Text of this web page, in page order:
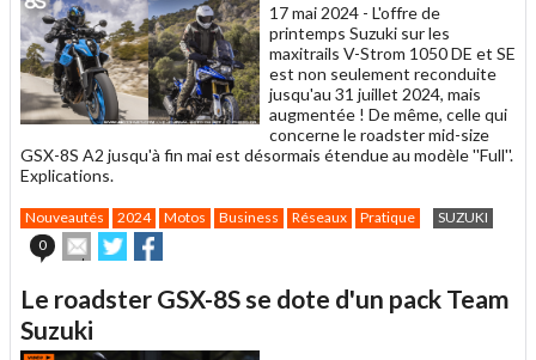
17 mai 2024 - L'offre de
printemps Suzuki sur les
maxitrails V-Strom 1050 DE et SE
est non seulement reconduite
jusqu'au 31 juillet 2024, mais
augmentée ! De même, celle qui
concerne le roadster mid-size
GSX-8S A2 jusqu'à fin mai est désormais étendue au modèle ''Full''.
Explications.
Nouveautés 2024 Motos Business Réseaux Pratique
SUZUKI
0
Envoyer
cet
à
un
ami
Partager
sur sur
Le roadster GSX-8S se dote d'un pack Team
Suzuki